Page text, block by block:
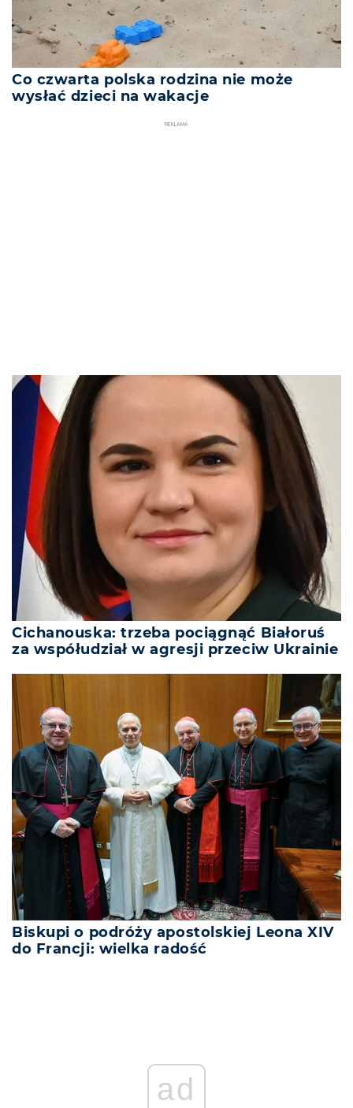
Co czwarta polska rodzina nie może
wysłać dzieci na wakacje
REKLAMA
Cichanouska: trzeba pociągnąć Białoruś
za współudział w agresji przeciw Ukrainie
Biskupi o podróży apostolskiej Leona XIV
do Francji: wielka radość
ad